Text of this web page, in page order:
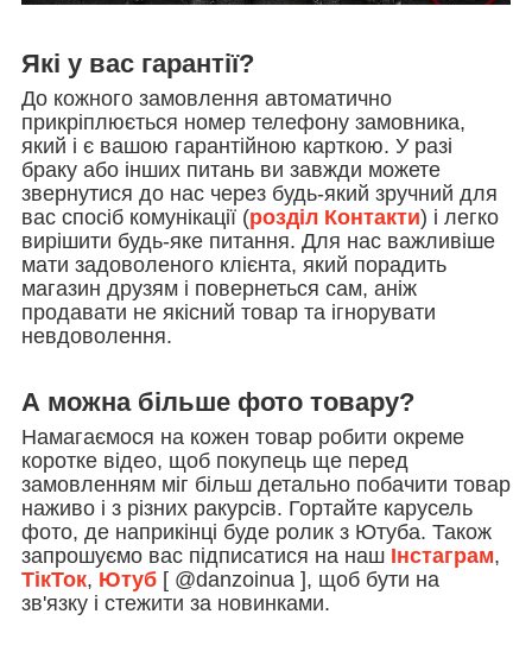
Які у вас гарантії?
До кожного замовлення автоматично
прикріплюється номер телефону замовника,
який і є вашою гарантійною карткою. У разі
браку або інших питань ви завжди можете
звернутися до нас через будь-який зручний для
вас спосіб комунікації (розділ Контакти) і легко
вирішити будь-яке питання. Для нас важливіше
мати задоволеного клієнта, який порадить
магазин друзям і повернеться сам, аніж
продавати не якісний товар та ігнорувати
невдоволення.
А можна більше фото товару?
Намагаємося на кожен товар робити окреме
коротке відео, щоб покупець ще перед
замовленням міг більш детально побачити товар
наживо і з різних ракурсів. Гортайте карусель
фото, де наприкінці буде ролик з Ютуба. Також
запрошуємо вас підписатися на наш Інстаграм,
ТікТок, Ютуб [ @danzoinua ], щоб бути на
зв'язку і стежити за новинками.